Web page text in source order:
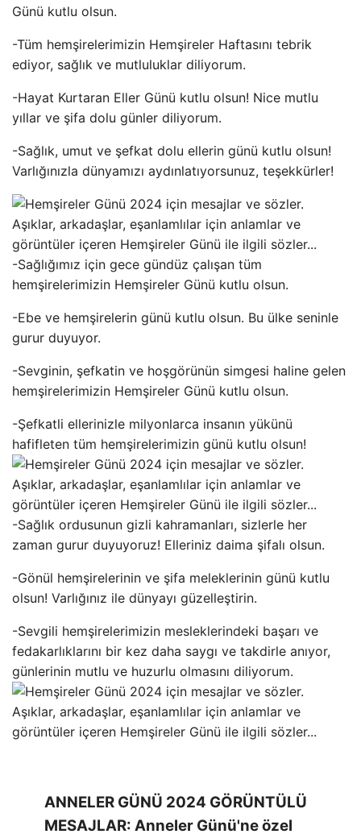
Günü kutlu olsun.
-Tüm hemşirelerimizin Hemşireler Haftasını tebrik
ediyor, sağlık ve mutluluklar diliyorum.
-Hayat Kurtaran Eller Günü kutlu olsun! Nice mutlu
yıllar ve şifa dolu günler diliyorum.
-Sağlık, umut ve şefkat dolu ellerin günü kutlu olsun!
Varlığınızla dünyamızı aydınlatıyorsunuz, teşekkürler!
-Sağlığımız için gece gündüz çalışan tüm
hemşirelerimizin Hemşireler Günü kutlu olsun.
-Ebe ve hemşirelerin günü kutlu olsun. Bu ülke seninle
gurur duyuyor.
-Sevginin, şefkatin ve hoşgörünün simgesi haline gelen
hemşirelerimizin Hemşireler Günü kutlu olsun.
-Şefkatli ellerinizle milyonlarca insanın yükünü
hafifleten tüm hemşirelerimizin günü kutlu olsun!
-Sağlık ordusunun gizli kahramanları, sizlerle her
zaman gurur duyuyoruz! Elleriniz daima şifalı olsun.
-Gönül hemşirelerinin ve şifa meleklerinin günü kutlu
olsun! Varlığınız ile dünyayı güzelleştirin.
-Sevgili hemşirelerimizin mesleklerindeki başarı ve
fedakarlıklarını bir kez daha saygı ve takdirle anıyor,
günlerinin mutlu ve huzurlu olmasını diliyorum.
ANNELER GÜNÜ 2024 GÖRÜNTÜLÜ
MESAJLAR: Anneler Günü'ne özel